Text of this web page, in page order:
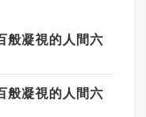
般凝視的人間六
般凝視的人間六